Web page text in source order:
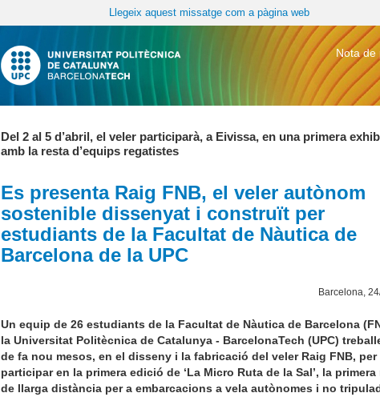
Llegeix aquest missatge com a pàgina web
Nota de
Del 2 al 5 d’abril, el veler participarà, a Eivissa, en una primera
amb la resta d’equips regatistes
Es presenta Raig FNB, el veler autònom
sostenible dissenyat i construït per
estudiants de la Facultat de Nàutica de
Barcelona de la UPC
Barcelona,
Un equip de 26 estudiants de la Facultat de Nàutica de Barcelona
la Universitat Politècnica de Catalunya - BarcelonaTech (UPC)
de fa nou mesos, en el disseny i la fabricació del veler Raig FNB, per
participar en la primera edició de ‘La Micro Ruta de la Sal’, la primera
de llarga distància per a embarcacions a vela autònomes i no